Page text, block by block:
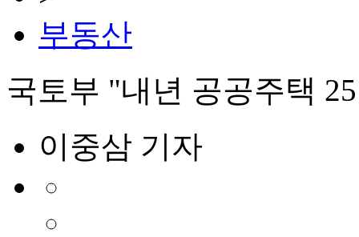
부동산
국토부 "내년 공공주택
이중삼 기자